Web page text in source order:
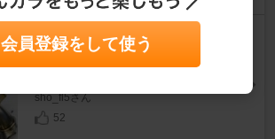
TRUST GReddy スポーツキャ
タライザ センターパイプ
sho_fl5さん
52
会員登録をして使う